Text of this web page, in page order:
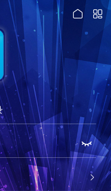



